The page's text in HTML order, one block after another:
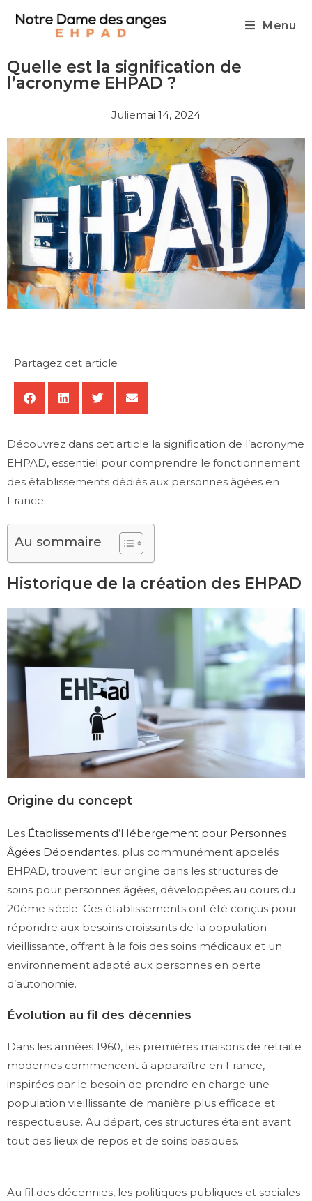
Menu
Quelle est la signification de
l’acronyme EHPAD ?
Juliemai 14, 2024
Partagez cet article
Découvrez dans cet article la signification de l’acronyme
EHPAD, essentiel pour comprendre le fonctionnement
des établissements dédiés aux personnes âgées en
France.
Au sommaire
Historique de la création des EHPAD
Origine du concept
Les Établissements d’Hébergement pour Personnes
Âgées Dépendantes, plus communément appelés
EHPAD, trouvent leur origine dans les structures de
soins pour personnes âgées, développées au cours du
20ème siècle. Ces établissements ont été conçus pour
répondre aux besoins croissants de la population
vieillissante, offrant à la fois des soins médicaux et un
environnement adapté aux personnes en perte
d’autonomie.
Évolution au fil des décennies
Dans les années 1960, les premières maisons de retraite
modernes commencent à apparaître en France,
inspirées par le besoin de prendre en charge une
population vieillissante de manière plus efficace et
respectueuse. Au départ, ces structures étaient avant
tout des lieux de repos et de soins basiques.
Au fil des décennies, les politiques publiques et sociales